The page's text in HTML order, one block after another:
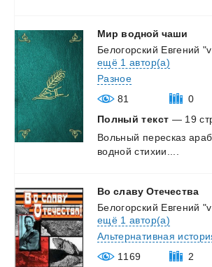
Мир водной чаши
Белогорский Евгений
ещё 1 автор(а)
Разное
81
0
Полный текст — 19
Вольный пересказ
водной стихии....
Во славу Отечества
Белогорский Евгений
ещё 1 автор(а)
Альтернативная
1169
2